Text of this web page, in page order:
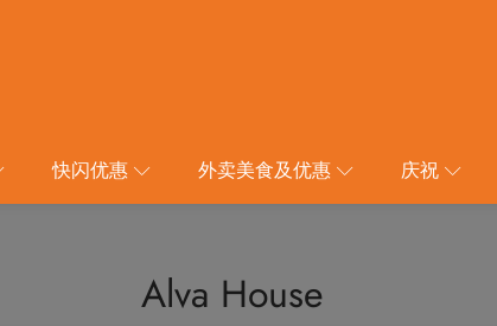
快闪优惠 外卖美食及优惠 庆祝
Alva House